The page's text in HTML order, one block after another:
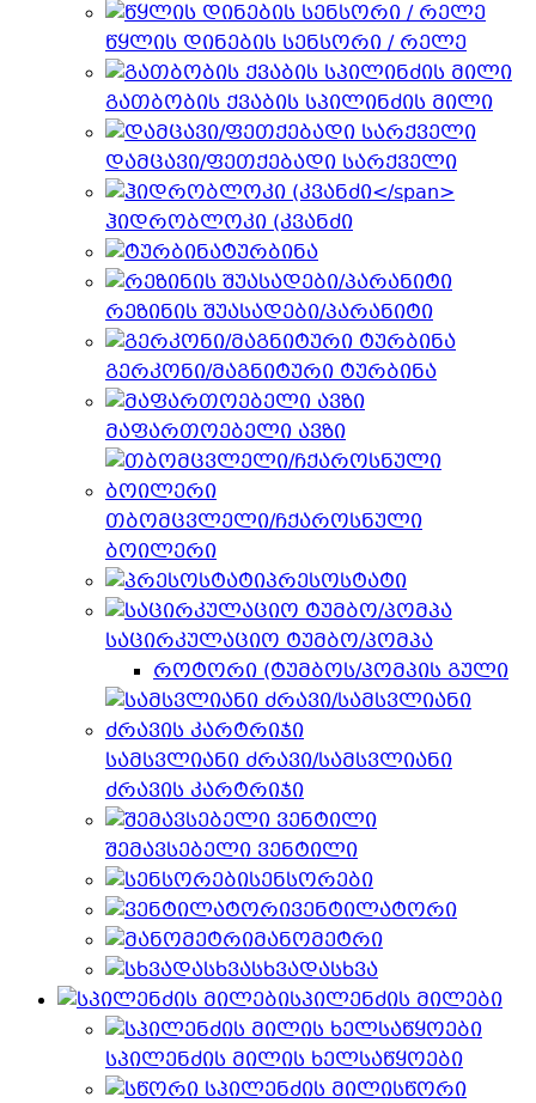
წყლის დინების სენსორი / რელე
გათბობის ქვაბის სპილინძის მილი
დამცავი/ფეთქებადი სარქველი
ჰიდრობლოკი (კვანძი
ტურბინა
რეზინის შუასადები/პარანიტი
გერკონი/მაგნიტური ტურბინა
მაფართოებელი ავზი
თბომცვლელი/ჩქაროსნული
ბოილერი
პრესოსტატი
საცირკულაციო ტუმბო/პომპა
როტორი (ტუმბოს/პომპის გული
სამსვლიანი ძრავი/სამსვლიანი
ძრავის კარტრიჯი
შემავსებელი ვენტილი
სენსორები
ვენტილატორი
მანომეტრი
სხვადასხვა
სპილენძის მილები
სპილენძის მილის ხელსაწყოები
სწორი